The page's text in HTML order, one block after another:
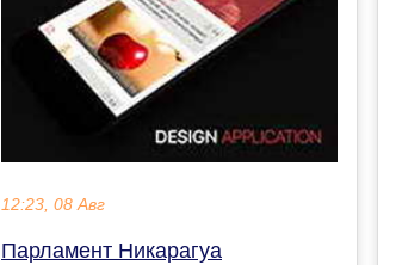
12:23, 08 Авг
Парламент Никарагуа